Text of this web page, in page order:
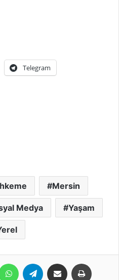
Telegram
Mersin
Medya Yaşam
WhatsAppTelegram E-Posta ile paylaş